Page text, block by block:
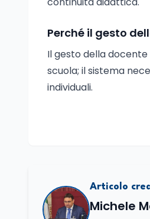
Perché il gesto
Il gesto della
scuola; il sistema
individuali.
Articolo
Michele